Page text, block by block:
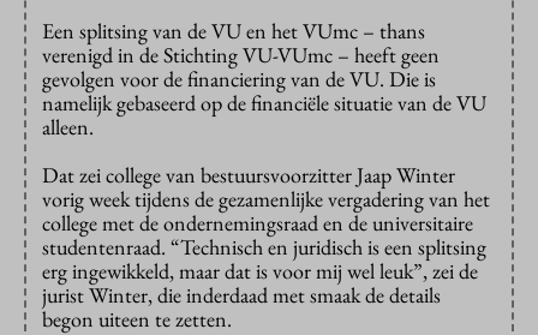
Een splitsing van de VU en het VUmc – thans
verenigd in de Stichting VU-VUmc – heeft geen
gevolgen voor de financiering van de VU. Die is
namelijk gebaseerd op de financiële situatie van de VU
alleen.
Dat zei college van bestuursvoorzitter Jaap Winter
vorig week tijdens de gezamenlijke vergadering van het
college met de ondernemingsraad en de universitaire
studentenraad. “Technisch en juridisch is een splitsing
erg ingewikkeld, maar dat is voor mij wel leuk”, zei de
jurist Winter, die inderdaad met smaak de details
begon uiteen te zetten.